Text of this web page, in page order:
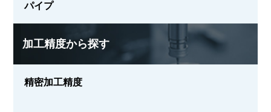
パイプ
加工精度から探す
精密加工精度